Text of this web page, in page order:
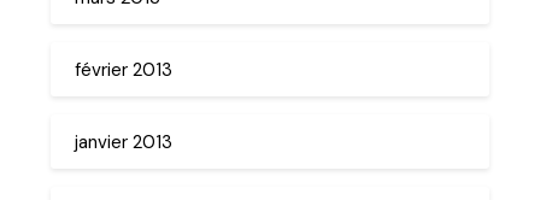
février 2013
janvier 2013